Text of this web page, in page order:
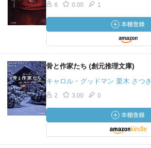
6 0.00 1
骨と作家たち (創元推理文庫)
キャロル・グッドマン 栗木 さつき
2 3.00 0